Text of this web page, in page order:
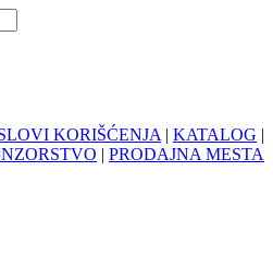
KORIŠĆENJA | KATALOG |
| PRODAJNA MESTA